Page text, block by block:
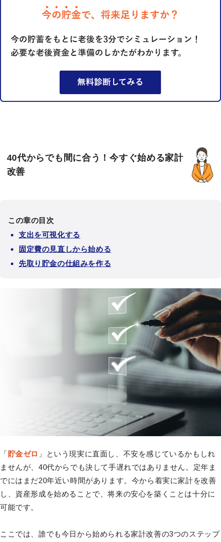
40代からでも間に合う！今すぐ始める家計
改善
この章の目次
支出を可視化する
固定費の見直しから始める
先取り貯金の仕組みを作る
「貯金ゼロ 」という現実に直面し、不安を感じているかもしれ
ませんが、40代からでも決して手遅れではありません。定年ま
でにはまだ20年近い時間があります。今から着実に家計を改善
し、資産形成を始めることで、将来の安心を築くことは十分に
可能です。
ここでは、誰でも今日から始められる家計改善の3つのステップ